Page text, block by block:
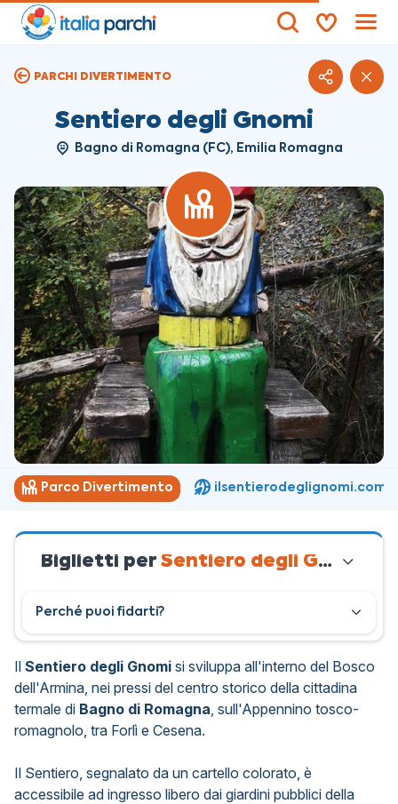
PARCHI DIVERTIMENTO
Sentiero degli Gnomi
Bagno di Romagna (FC), Emilia Romagna
Parco Divertimento ilsentierodeglignomi.com
Il Sentiero degli Gnomi si sviluppa all'interno del Bosco
dell'Armina, nei pressi del centro storico della cittadina
termale di Bagno di Romagna , sull'Appennino tosco-
romagnolo, tra Forlì e Cesena.
Il Sentiero, segnalato da un cartello colorato, è
accessibile ad ingresso libero dai giardini pubblici della
Biglietti per Sentiero degli Gnomi
Perché puoi fidarti?